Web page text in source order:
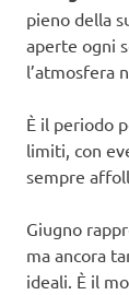
pieno della
aperte ogni
l’atmosfera
È il periodo
limiti, con
sempre
Giugno
ma ancora
ideali. È il